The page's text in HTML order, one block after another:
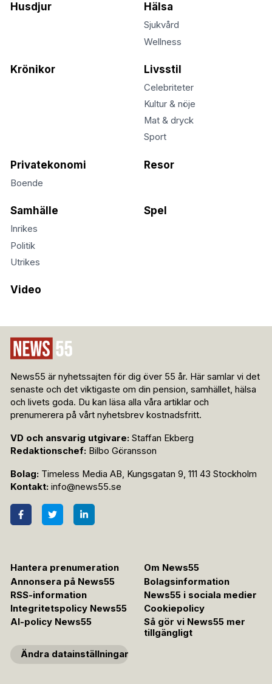
Husdjur Hälsa
Sjukvård
Wellness
Krönikor Livsstil
Celebriteter
Kultur & nöje
Mat & dryck
Sport
Privatekonomi
Boende
Resor
Samhälle
Inrikes
Politik
Utrikes
Spel
Video
News55 är nyhetssajten för dig över 55 år. Här samlar vi det
senaste och det viktigaste om din pension, samhället, hälsa
och livets goda. Du kan läsa alla våra artiklar och
prenumerera på vårt nyhetsbrev kostnadsfritt.
VD och ansvarig utgivare: Staffan Ekberg
Redaktionschef: Bilbo Göransson
Bolag: Timeless Media AB, Kungsgatan 9, 111 43 Stockholm
Kontakt: info@news55.se
Hantera prenumeration
Om News55
Annonsera på News55
Bolagsinformation
RSS-information
News55 i sociala medier
Integritetspolicy News55
Cookiepolicy
AI-policy News55
Så gör vi News55 mer
tillgängligt
Ändra datainställningar